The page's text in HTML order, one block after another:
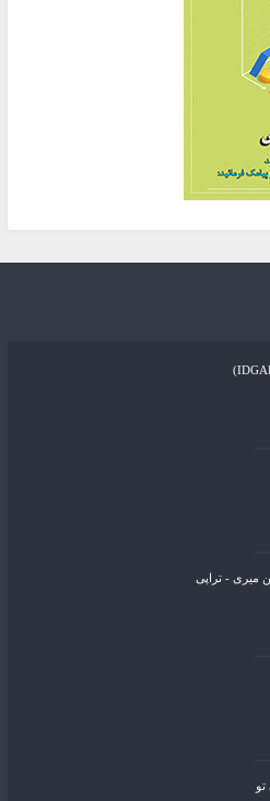
میری - تراپی
تو